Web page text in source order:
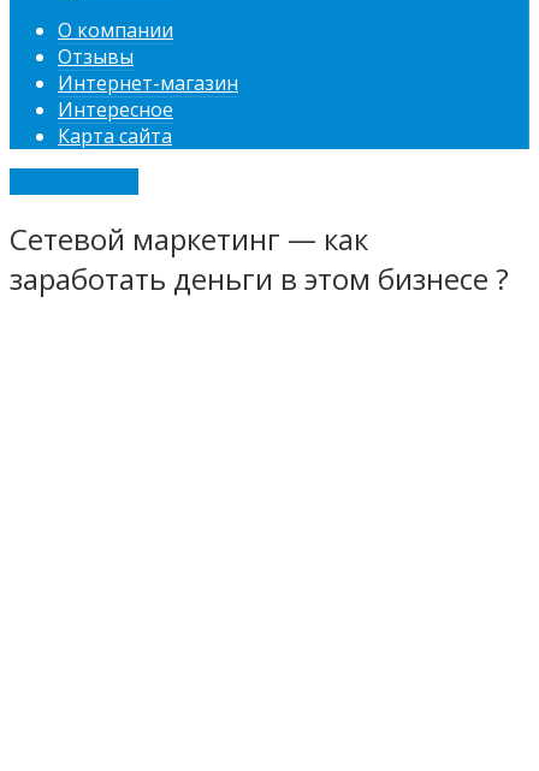
О компании
Отзывы
Интернет-магазин
Интересное
Карта сайта
Сетевой маркетинг — как
заработать деньги в этом бизнесе ?